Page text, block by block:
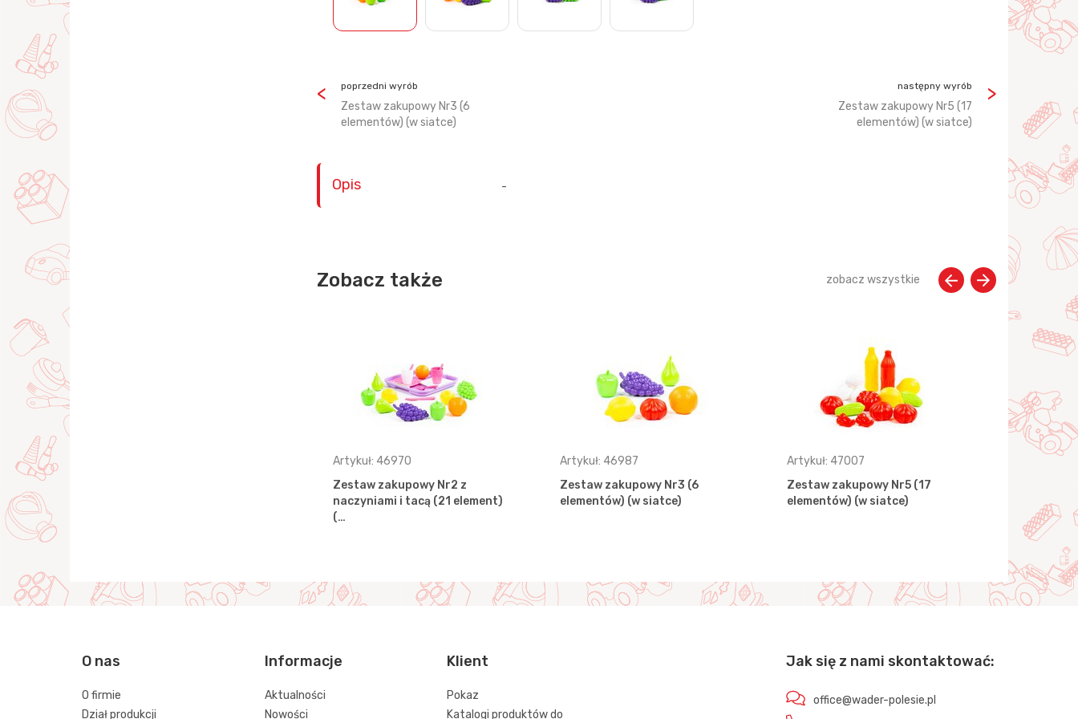
poprzedni wyrób
Zestaw zakupowy Nr3 (6
elementów) (w siatce)
następny wyrób
Zestaw zakupowy Nr5 (17
elementów) (w siatce)
Opis -
Zobacz także zobacz wszystkie
Artykuł: 46970
Zestaw zakupowy Nr2 z
naczyniami i tacą (21 element)
(…
Artykuł: 46987
Zestaw zakupowy Nr3 (6
elementów) (w siatce)
Artykuł: 47007
Zestaw zakupowy Nr5 (17
elementów) (w siatce)
O nas
O firmie
Dział produkcji
Informacje
Aktualności
Nowości
Klient
Pokaz
Katalogi produktów do
Jak się z nami skontaktować:
office@wader-polesie.pl